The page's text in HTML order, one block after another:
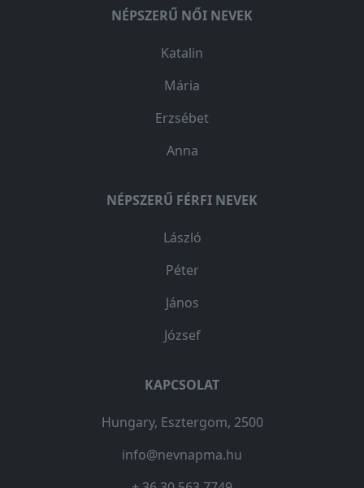
NÉPSZERŰ NŐI NEVEK
Katalin
Mária
Erzsébet
Anna
NÉPSZERŰ FÉRFI NEVEK
László
Péter
János
József
KAPCSOLAT
Hungary, Esztergom, 2500
info@nevnapma.hu